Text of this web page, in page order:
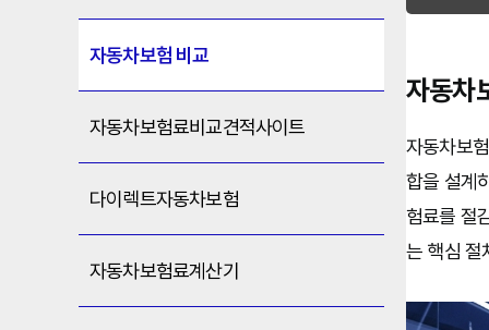
자동차보험 비교
자동차보험료비교견적사이트
다이렉트자동차보험
자동차보험료계산기
자동차
자동차보
합을 설계
험료를 절
는 핵심 절